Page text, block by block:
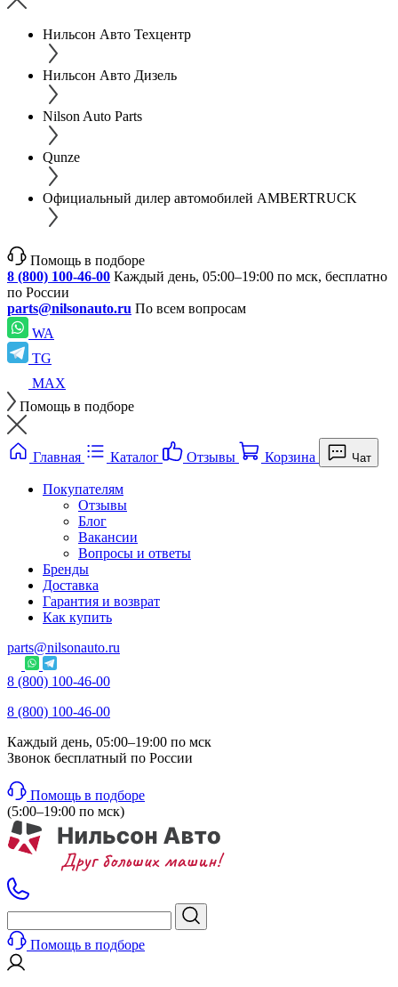
Нильсон Авто Техцентр
Нильсон Авто Дизель
Nilson Auto Parts
Qunze
Официальный дилер автомобилей AMBERTRUCK
Помощь в подборе
8 (800) 100-46-00 Каждый день, 05:00–19:00 по мск, бесплатно
по России
parts@nilsonauto.ru По всем вопросам
WA
TG
MAX
Помощь в подборе
Главная Каталог Отзывы Корзина Чат
Покупателям
Отзывы
Блог
Вакансии
Вопросы и ответы
Бренды
Доставка
Гарантия и возврат
Как купить
parts@nilsonauto.ru
8 (800) 100-46-00
8 (800) 100-46-00
Каждый день, 05:00–19:00 по мск
Звонок бесплатный по России
Помощь в подборе
(5:00–19:00 по мск)
Помощь в подборе